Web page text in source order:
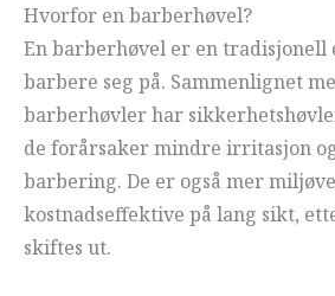
Hvorfor en barberhøvel?
En barberhøvel er en tradisjonell
barbere seg på. Sammenlignet
barberhøvler har
de forårsaker mindre irritasjon
barbering. De er også mer
kostnadseffektive på lang sikt,
skiftes ut.